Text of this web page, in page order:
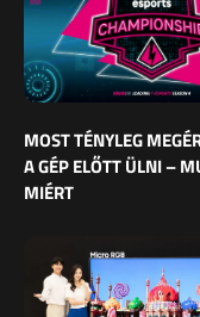
MOST TÉNYLEG
A GÉP ELŐTT ÜLNI –
MIÉRT